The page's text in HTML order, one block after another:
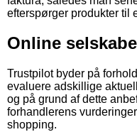
efterspørger produkter til
Online
Trustpilot byder på
evaluere adskillige
og på grund af dette
forhandlerens
shopping.